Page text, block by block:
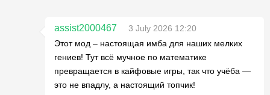
assist2000467
3 July 2026 12:20
Этот мод – настоящая имба для наших мелких
гениев! Тут всё мучное по математике
превращается в кайфовые игры, так что учёба —
это не впадлу, а настоящий топчик!